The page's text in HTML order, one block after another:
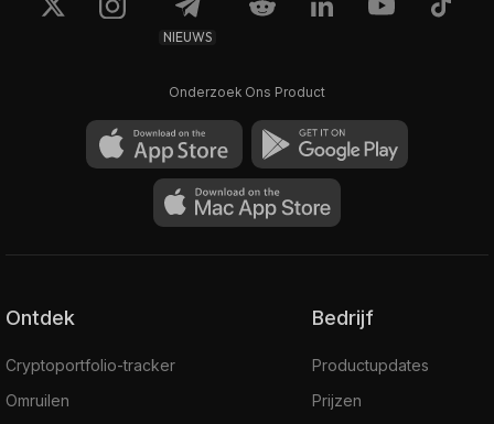
NIEUWS
Onderzoek Ons Product
Ontdek
Cryptoportfolio-tracker
Omruilen
Bedrijf
Productupdates
Prijzen